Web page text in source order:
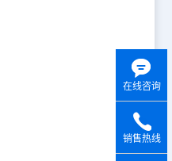
在线咨询
销售热线